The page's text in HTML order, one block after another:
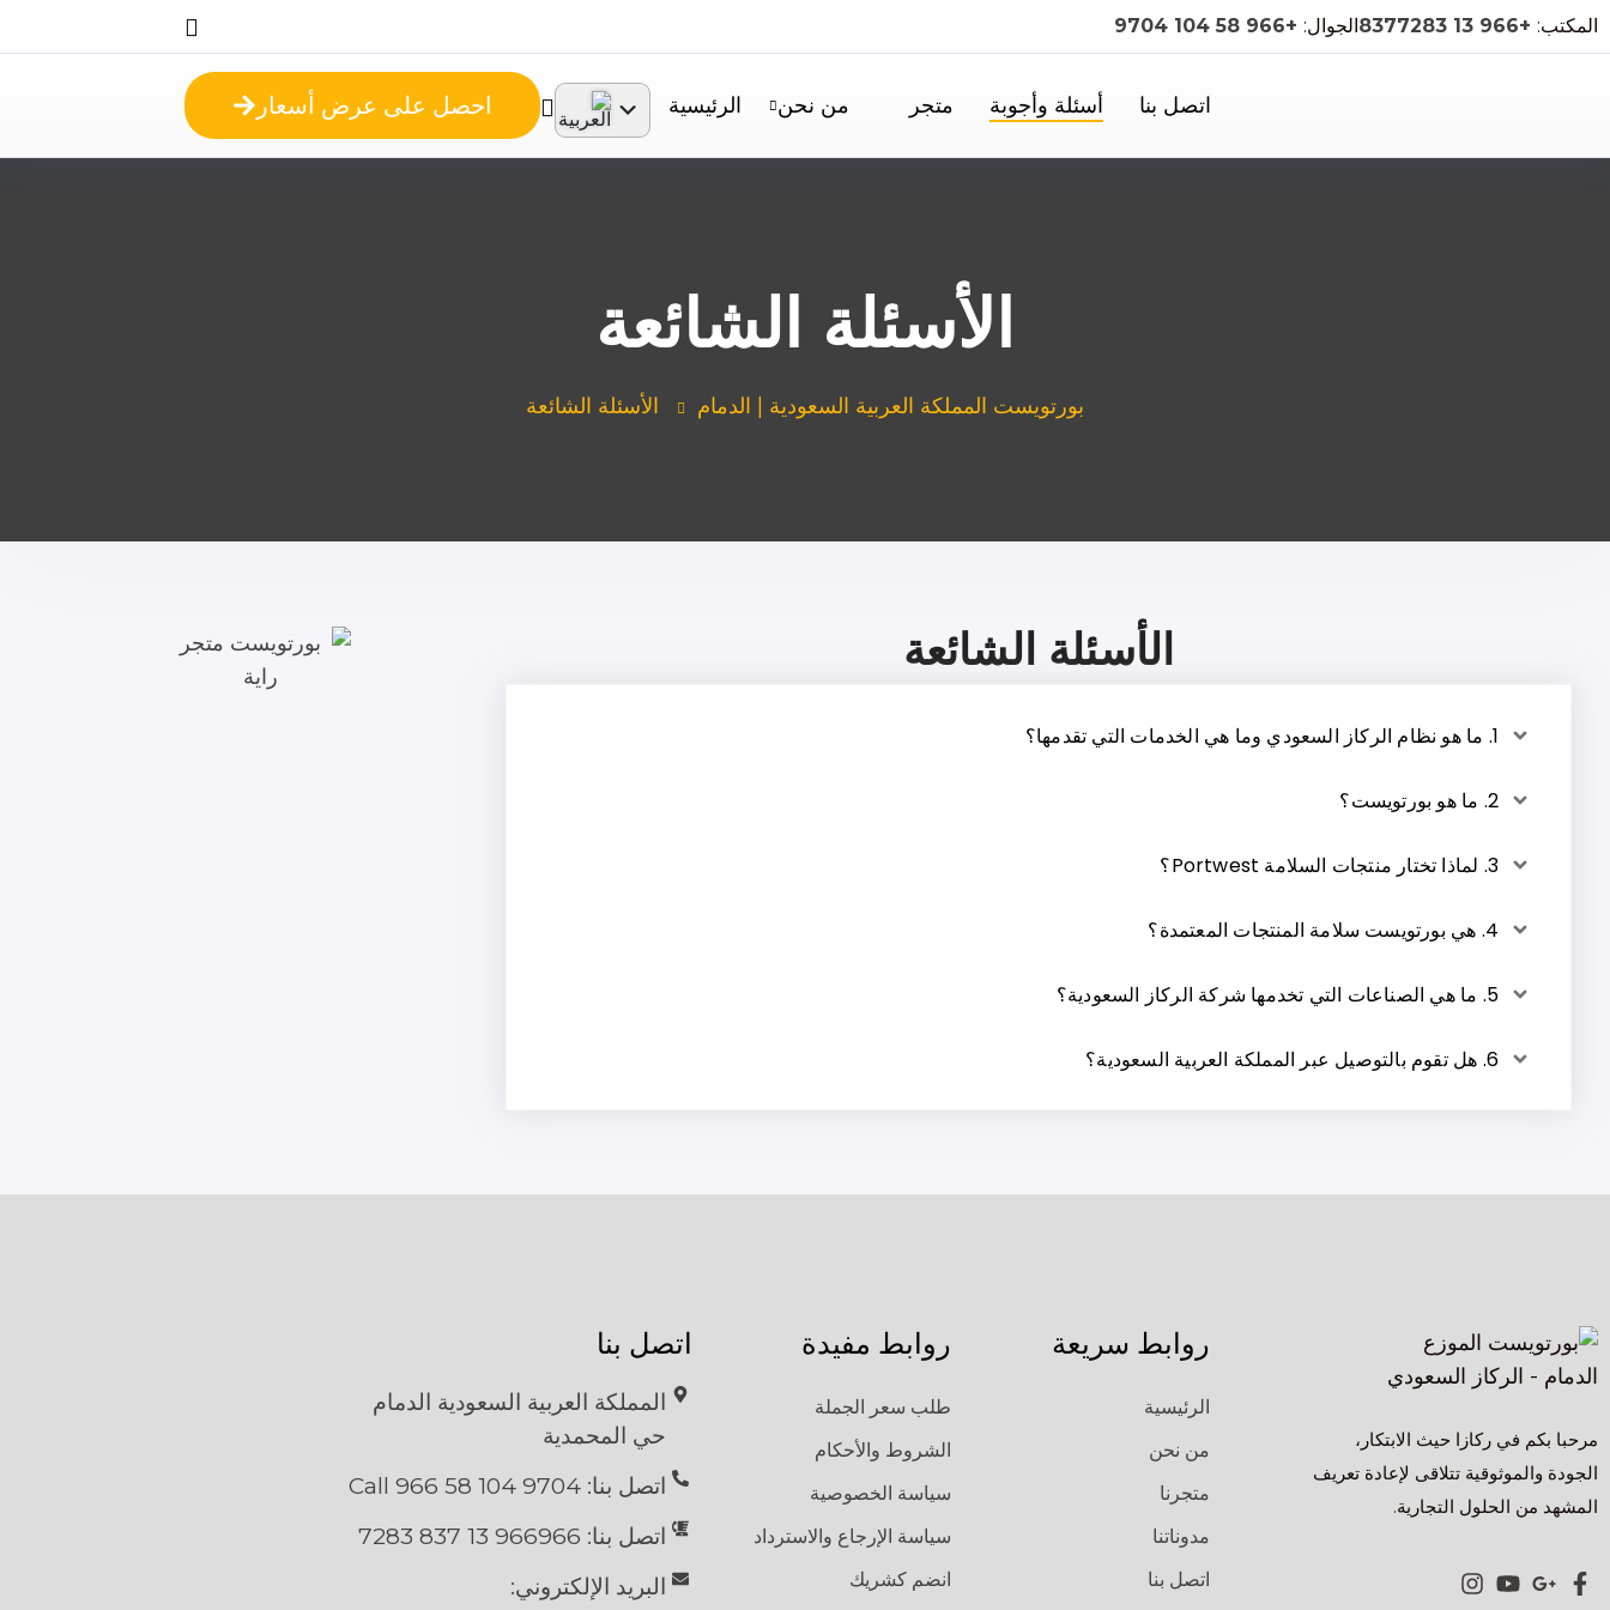
المكتب: +966 13 8377283 الجوال: +966 58 104 9704
الرئيسية من نحن متجر أسئلة وأجوبة اتصل بنا احصل على عرض أسعار
الأسئلة الشائعة
بورتويست المملكة العربية السعودية | الدمام الأسئلة الشائعة
الأسئلة الشائعة
1. ما هو نظام الركاز السعودي وما هي الخدمات التي تقدمها؟
2. ما هو بورتويست؟
3. لماذا تختار منتجات السلامة Portwest؟
4. هي بورتويست سلامة المنتجات المعتمدة؟
5. ما هي الصناعات التي تخدمها شركة الركاز السعودية؟
6. هل تقوم بالتوصيل عبر المملكة العربية السعودية؟
مرحبا بكم في ركازا حيث الابتكار،
الجودة والموثوقية تتلاقى لإعادة تعريف
المشهد من الحلول التجارية.
روابط سريعة
الرئيسية
من نحن
متجرنا
مدوناتنا
اتصل بنا
روابط مفيدة
طلب سعر الجملة
الشروط والأحكام
سياسة الخصوصية
سياسة الإرجاع والاسترداد
انضم كشريك
اتصل بنا
المملكة العربية السعودية الدمام
حي المحمدية
اتصل بنا: 9704 104 58 966 Call
اتصل بنا: 966966 13 837 7283
البريد الإلكتروني: